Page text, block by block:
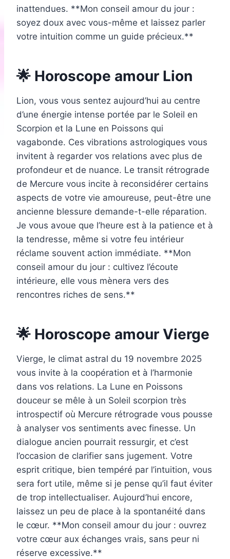
inattendues. **Mon conseil amour du jour :
soyez doux avec vous-même et laissez parler
votre intuition comme un guide précieux.**
🌟 Horoscope amour Lion
Lion, vous vous sentez aujourd’hui au centre
d’une énergie intense portée par le Soleil en
Scorpion et la Lune en Poissons qui
vagabonde. Ces vibrations astrologiques vous
invitent à regarder vos relations avec plus de
profondeur et de nuance. Le transit rétrograde
de Mercure vous incite à reconsidérer certains
aspects de votre vie amoureuse, peut-être une
ancienne blessure demande-t-elle réparation.
Je vous avoue que l’heure est à la patience et à
la tendresse, même si votre feu intérieur
réclame souvent action immédiate. **Mon
conseil amour du jour : cultivez l’écoute
intérieure, elle vous mènera vers des
rencontres riches de sens.**
🌟 Horoscope amour Vierge
Vierge, le climat astral du 19 novembre 2025
vous invite à la coopération et à l’harmonie
dans vos relations. La Lune en Poissons
douceur se mêle à un Soleil scorpion très
introspectif où Mercure rétrograde vous pousse
à analyser vos sentiments avec finesse. Un
dialogue ancien pourrait ressurgir, et c’est
l’occasion de clarifier sans jugement. Votre
esprit critique, bien tempéré par l’intuition, vous
sera fort utile, même si je pense qu’il faut éviter
de trop intellectualiser. Aujourd’hui encore,
laissez un peu de place à la spontanéité dans
le cœur. **Mon conseil amour du jour : ouvrez
votre cœur aux échanges vrais, sans peur ni
réserve excessive.**